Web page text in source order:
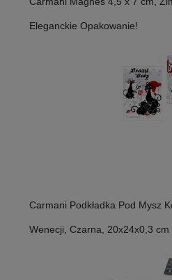
Eleganckie Opakowanie!
Carmani Podkładka Pod Mysz
Wenecji, Czarna, 20x24x0,3 cm